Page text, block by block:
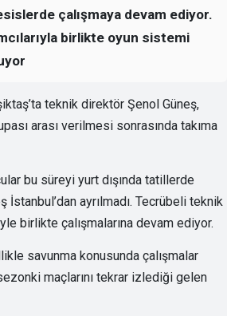
çalışmaya devam ediyor.
birlikte oyun sistemi
teknik direktör Şenol Güneş,
arası verilmesi sonrasında takıma
bu süreyi yurt dışında tatillerde
İstanbul’dan ayrılmadı. Tecrübeli teknik
birlikte çalışmalarına devam ediyor.
savunma konusunda çalışmalar
maçlarını tekrar izlediği gelen